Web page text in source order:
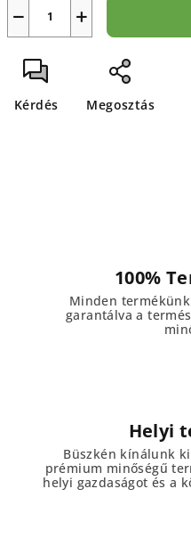
+
−
Kérdés Megosztás
100%
Minden
garantálva a
Helyi
Büszkén kínálunk
prémium minőségű
helyi gazdaságot és a